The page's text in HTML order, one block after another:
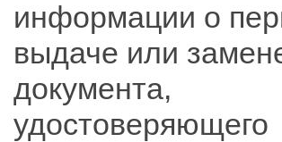
информации о
выдаче или
документа,
удостоверяющего